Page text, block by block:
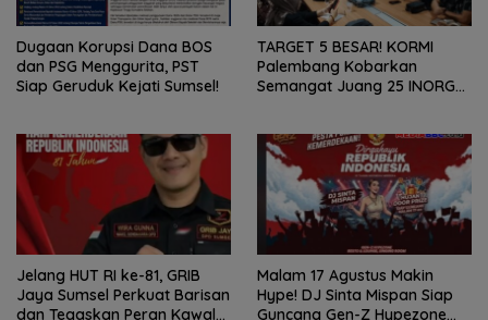
Dugaan Korupsi Dana BOS
dan PSG Menggurita, PST
Siap Geruduk Kejati Sumsel!
TARGET 5 BESAR! KORMI
Palembang Kobarkan
Semangat Juang 25 INORGA
Jelang HUT RI ke-81, GRIB
Jaya Sumsel Perkuat Barisan
dan Tegaskan Peran Kawal
Malam 17 Agustus Makin
Hype! DJ Sinta Mispan Siap
Guncang Gen-Z Hypezone